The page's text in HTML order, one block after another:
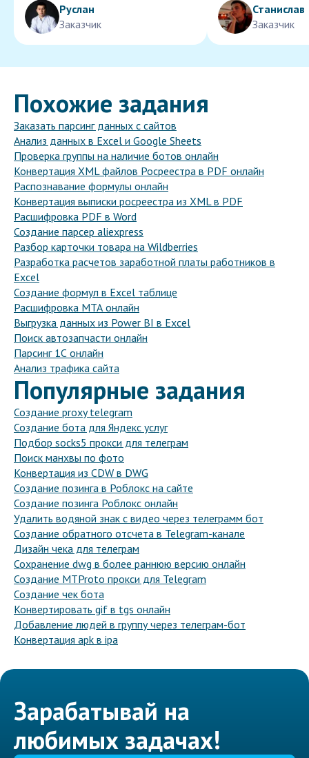
Руслан
Заказчик
Станислав
Заказчик
Похожие задания
Заказать парсинг данных с сайтов
Анализ данных в Excel и Google Sheets
Проверка группы на наличие ботов онлайн
Конвертация XML файлов Росреестра в PDF онлайн
Распознавание формулы онлайн
Конвертация выписки росреестра из XML в PDF
Расшифровка PDF в Word
Создание парсер aliexpress
Разбор карточки товара на Wildberries
Разработка расчетов заработной платы работников в
Excel
Создание формул в Excel таблице
Расшифровка МТА онлайн
Выгрузка данных из Power BI в Excel
Поиск автозапчасти онлайн
Парсинг 1С онлайн
Анализ трафика сайта
Популярные задания
Создание proxy telegram
Создание бота для Яндекс услуг
Подбор socks5 прокси для телеграм
Поиск манхвы по фото
Конвертация из CDW в DWG
Создание позинга в Роблокс на сайте
Создание позинга Роблокс онлайн
Удалить водяной знак с видео через телеграмм бот
Создание обратного отсчета в Telegram-канале
Дизайн чека для телеграм
Сохранение dwg в более раннюю версию онлайн
Создание MTProto прокси для Telegram
Создание чек бота
Конвертировать gif в tgs онлайн
Добавление людей в группу через телеграм-бот
Конвертация apk в ipa
Зарабатывай на
любимых задачах!